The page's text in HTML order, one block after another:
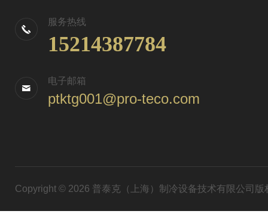
服务热线
15214387784
电子邮箱
ptktg001@pro-teco.com
Copyright © 2026 普泰克（上海）制冷设备技术有限公司版